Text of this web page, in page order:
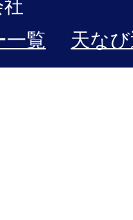
一覧
天な